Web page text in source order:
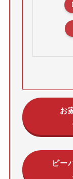
お
ビー